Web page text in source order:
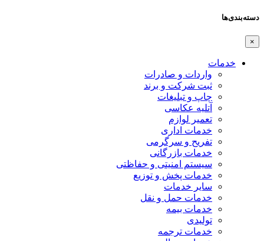
دسته‌بندی‌ها
×
خدمات
واردات و صادرات
ثبت شرکت و برند
چاپ و تبلیغات
آتلیه عکاسی
تعمیر لوازم
خدمات اداری
تفریح و سرگرمی
خدمات بازرگانی
سیستم امنیتی و حفاظتی
خدمات پخش و توزیع
سایر خدمات
خدمات حمل و نقل
خدمات بیمه
تولیدی
خدمات ترجمه